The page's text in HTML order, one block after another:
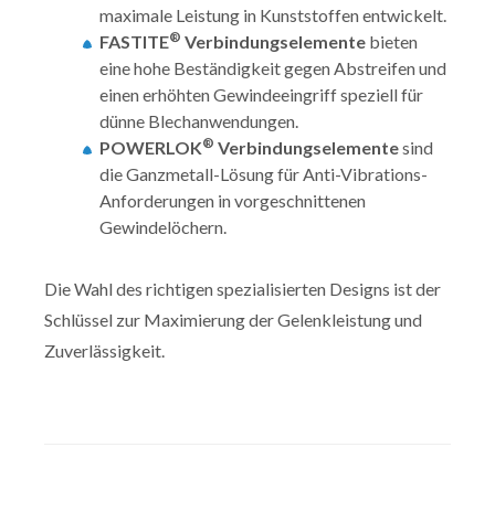
maximale Leistung in Kunststoffen entwickelt.
FASTITE® Verbindungselemente bieten
eine hohe Beständigkeit gegen Abstreifen und
einen erhöhten Gewindeeingriff speziell für
dünne Blechanwendungen.
POWERLOK® Verbindungselementesind
die Ganzmetall-Lösung für Anti-Vibrations-
Anforderungen in vorgeschnittenen
Gewindelöchern.
Die Wahl des richtigen spezialisierten Designs ist der
Schlüssel zur Maximierung der Gelenkleistung und
Zuverlässigkeit.